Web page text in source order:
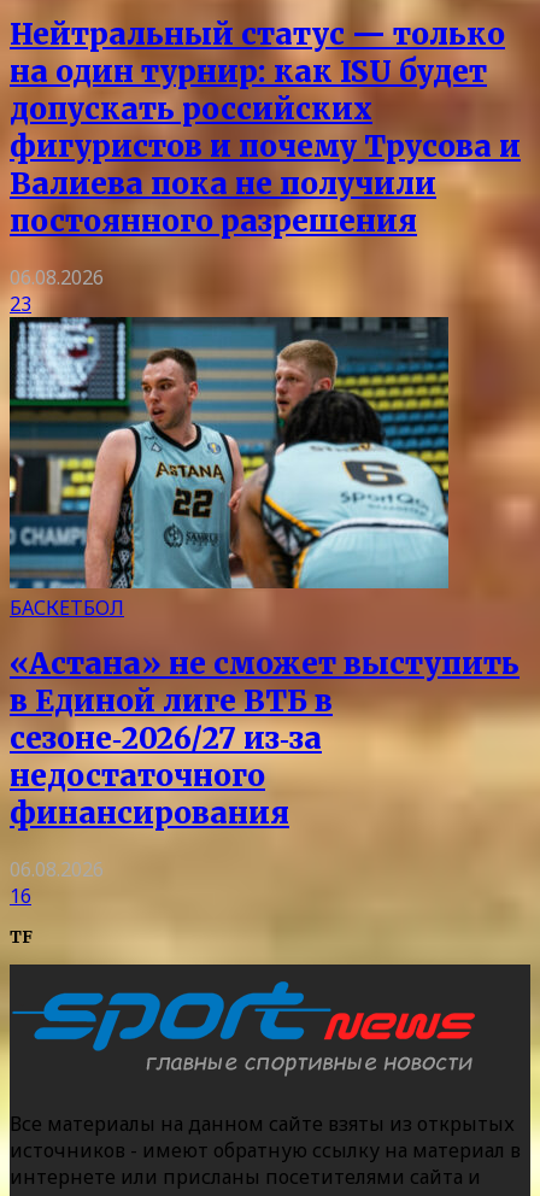
Нейтральный статус — только
на один турнир: как ISU будет
допускать российских
фигуристов и почему Трусова и
Валиева пока не получили
постоянного разрешения
06.08.2026
23
БАСКЕТБОЛ
«Астана» не сможет выступить
в Единой лиге ВТБ в
сезоне‑2026/27 из‑за
недостаточного
финансирования
06.08.2026
16
TF
Все материалы на данном сайте взяты из открытых
источников - имеют обратную ссылку на материал в
интернете или присланы посетителями сайта и